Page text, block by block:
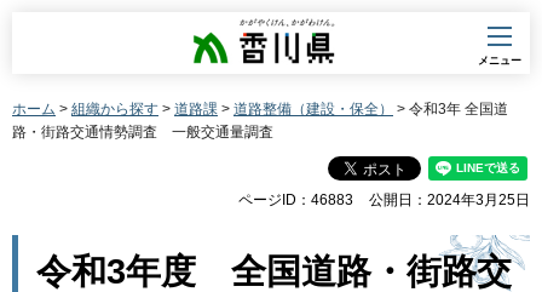
香川県
メニュー
ホーム > 組織から探す > 道路課 > 道路整備（建設・保全）
> 令和3年 全国道
路・街路交通情勢調査 一般交通量調査
ページID：46883 公開日：2024年3月25日
令和3年度 全国道路・街路交